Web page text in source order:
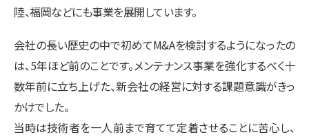
陸、福岡などにも事業を展開しています。
会社の長い歴史の中で初めてM&Aを検討するようになったの
は、5年ほど前のことです。メンテナンス事業を強化するべく十
数年前に立ち上げた、新会社の経営に対する課題意識がきっ
かけでした。
当時は技術者を一人前まで育てて定着させることに苦心し、